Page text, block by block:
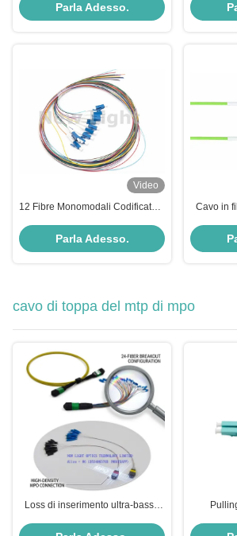
connettività agevole nei data
center e nelle telecomunicazioni
Parla Adesso.
Video
12 Fibre Monomodali Codificate a
Alta Velocità
Parla Adesso.
Cavo in
cavo di toppa del mtp di mpo
Loss di inserimento ultra-basso
3,0 mm LSZH 12-Fiber per centri
Cable 3